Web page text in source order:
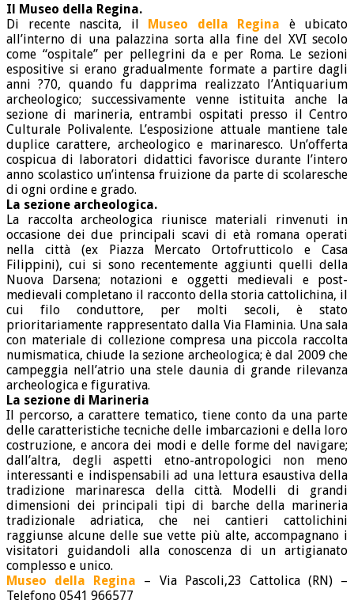
Il Museo della Regina.
Di recente nascita, il Museo della Regina è ubicato
all’interno di una palazzina sorta alla fine del XVI secolo
come “ospitale” per pellegrini da e per Roma. Le sezioni
espositive si erano gradualmente formate a partire dagli
anni ?70, quando fu dapprima realizzato l’Antiquarium
archeologico; successivamente venne istituita anche la
sezione di marineria, entrambi ospitati presso il Centro
Culturale Polivalente. L’esposizione attuale mantiene tale
duplice carattere, archeologico e marinaresco. Un’offerta
cospicua di laboratori didattici favorisce durante l’intero
anno scolastico un’intensa fruizione da parte di scolaresche
di ogni ordine e grado.
La sezione archeologica.
La raccolta archeologica riunisce materiali rinvenuti in
occasione dei due principali scavi di età romana operati
nella città (ex Piazza Mercato Ortofrutticolo e Casa
Filippini), cui si sono recentemente aggiunti quelli della
Nuova Darsena; notazioni e oggetti medievali e post-
medievali completano il racconto della storia cattolichina, il
cui filo conduttore, per molti secoli, è stato
prioritariamente rappresentato dalla Via Flaminia. Una sala
con materiale di collezione compresa una piccola raccolta
numismatica, chiude la sezione archeologica; è dal 2009 che
campeggia nell’atrio una stele daunia di grande rilevanza
archeologica e figurativa.
La sezione di Marineria
Il percorso, a carattere tematico, tiene conto da una parte
delle caratteristiche tecniche delle imbarcazioni e della loro
costruzione, e ancora dei modi e delle forme del navigare;
dall’altra, degli aspetti etno-antropologici non meno
interessanti e indispensabili ad una lettura esaustiva della
tradizione marinaresca della città. Modelli di grandi
dimensioni dei principali tipi di barche della marineria
tradizionale adriatica, che nei cantieri cattolichini
raggiunse alcune delle sue vette più alte, accompagnano i
visitatori guidandoli alla conoscenza di un artigianato
complesso e unico.
Museo della Regina
– Via Pascoli,23 Cattolica (RN) –
Telefono 0541 966577